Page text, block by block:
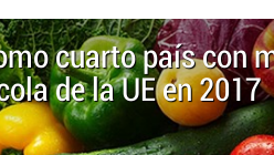
cuarto país con
de la UE en 2017